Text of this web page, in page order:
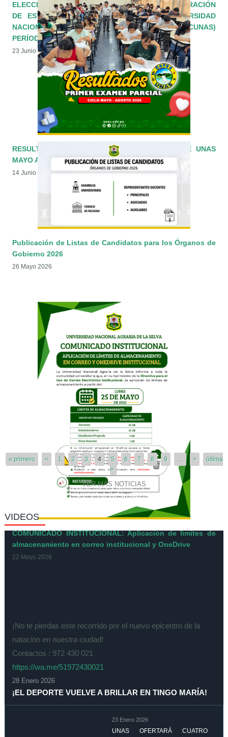
ELECCIÓN DE LA JUNTA DIRECTIVA DE LA FEDERACIÓN
DE ESTUDIANTES COMENSALES DE LA UNIVERSIDAD
NACIONAL AGRARIA DE LA SELVA (FEDECUNAS)
PERÍODO 2026-2027
23 Junio 2026
RESULTADOS PRIMER EXAMEN PARCIAL CEPRE UNAS
MAYO AGOSTO 2026
14 Junio 2026
Publicación de Listas de Candidatos para los Órganos de
Gobierno 2026
26 Mayo 2026
COMUNICADO INSTITUCIONAL: Aplicación de límites de
almacenamiento en correo institucional y OneDrive
22 Mayo 2026
« primero < 1 2 3 4 5 6 7 8 9 … >
última
»
VER MÁS NOTICIAS
VIDEOS
¡No te pierdas este recorrido por el nuevo epicentro de la
natación en nuestra ciudad!
Contactos : 972 430 021
https://wa.me/51972430021
28 Enero 2026
¡EL DEPORTE VUELVE A BRILLAR EN TINGO MARÍA!
23 Enero 2026
UNAS OFERTARÁ CUATRO